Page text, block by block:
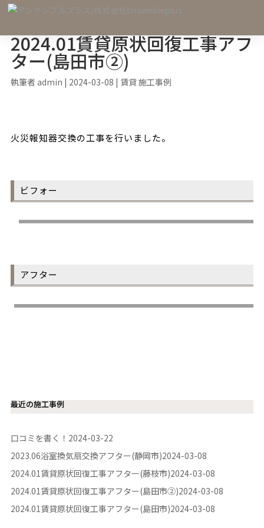
2024.01賃貸原状回復工事アフ
ター(島田市②)
執筆者admin | 2024-03-08 | 賃貸 施工事例
火災報知器交換の工事を行いました。
ビフォー
アフター
最近の施工事例
口コミを書く！ 2024-03-22
2023.06浴室換気扇交換アフター(静岡市)2024-03-08
2024.01賃貸原状回復工事アフター(藤枝市)2024-03-08
2024.01賃貸原状回復工事アフター(島田市②)2024-03-08
2024.01賃貸原状回復工事アフター(島田市)2024-03-08